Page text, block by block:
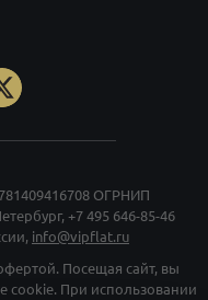
ОГРНИП
+7 495 646-85-46
info@vipflat.ru
Посещая сайт, вы
cookie. При использовании